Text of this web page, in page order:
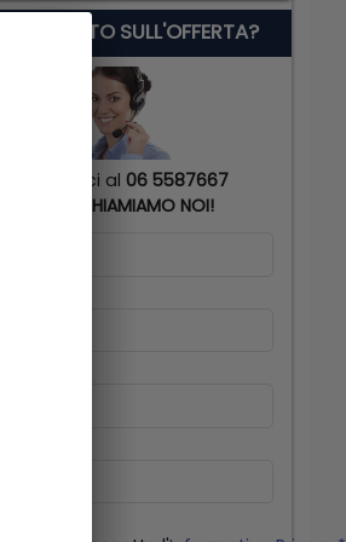
SERVE AIUTO SULL'OFFERTA?
Chiamaci al 06 5587667
TI RICHIAMIAMO NOI!